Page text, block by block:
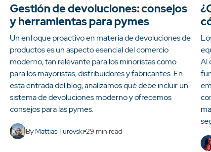
Gestión de devoluciones: consejos
y herramientas para pymes
Un enfoque proactivo en materia de devoluciones de
productos es un aspecto esencial del comercio
moderno, tan relevante para los minoristas como
para los mayoristas, distribuidores y fabricantes. En
esta entrada del blog, analizamos qué debe incluir un
sistema de devoluciones moderno y ofrecemos
consejos para las pymes.
By Mattias Turovski 29 min read
Al